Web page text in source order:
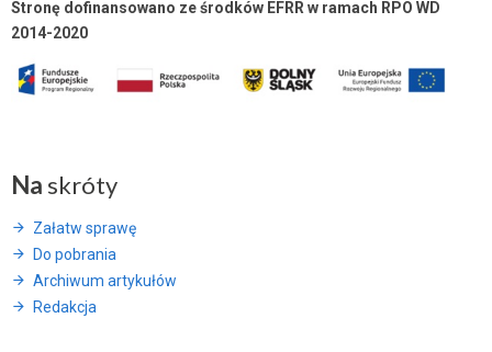
Stronę dofinansowano ze środków EFRR w ramach RPO WD
2014-2020
Na skróty
Załatw sprawę
Do pobrania
Archiwum artykułów
Redakcja